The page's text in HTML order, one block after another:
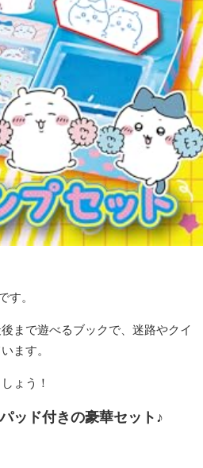
す。
まで遊べるブックで、迷路やクイ
ます。
ょう！
ッド付きの豪華セット♪